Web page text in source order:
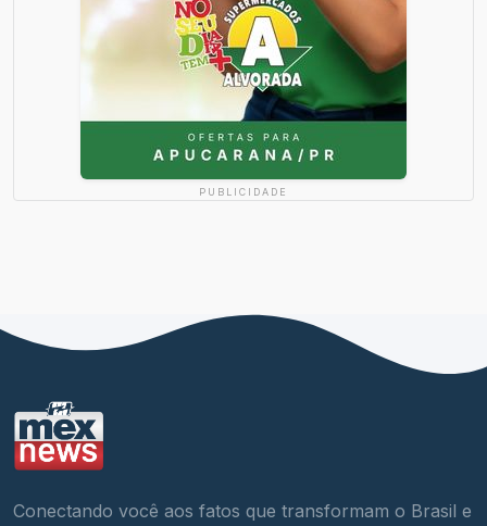
PUBLICIDADE
Conectando você aos fatos que transformam o Brasil e